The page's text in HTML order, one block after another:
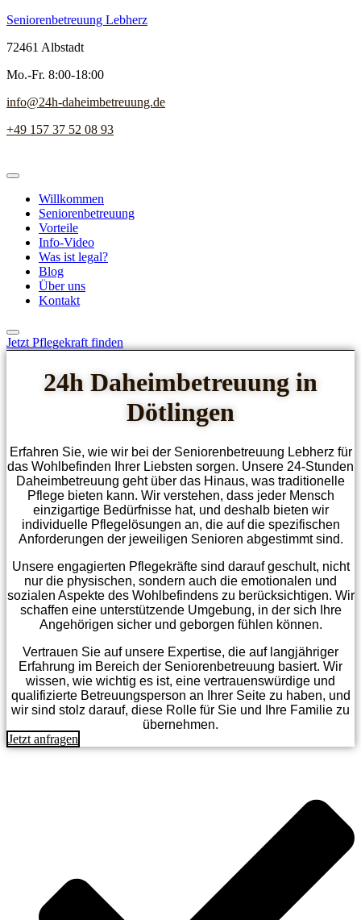
Seniorenbetreuung Lebherz
72461 Albstadt
Mo.-Fr. 8:00-18:00
info@24h-daheimbetreuung.de
+49 157 37 52 08 93
Willkommen
Seniorenbetreuung
Vorteile
Info-Video
Was ist legal?
Blog
Über uns
Kontakt
Jetzt Pflegekraft finden
24h Daheim­betreuung in
Dötlingen
Erfahren Sie, wie wir bei der Seniorenbetreuung Lebherz für
das Wohlbefinden Ihrer Liebsten sorgen. Unsere 24-Stunden
Daheimbetreuung geht über das Hinaus, was traditionelle
Pflege bieten kann. Wir verstehen, dass jeder Mensch
einzigartige Bedürfnisse hat, und deshalb bieten wir
individuelle Pflegelösungen an, die auf die spezifischen
Anforderungen der jeweiligen Senioren abgestimmt sind.
Unsere engagierten Pflegekräfte sind darauf geschult, nicht
nur die physischen, sondern auch die emotionalen und
sozialen Aspekte des Wohlbefindens zu berücksichtigen. Wir
schaffen eine unterstützende Umgebung, in der sich Ihre
Angehörigen sicher und geborgen fühlen können.
Vertrauen Sie auf unsere Expertise, die auf langjähriger
Erfahrung im Bereich der Seniorenbetreuung basiert. Wir
wissen, wie wichtig es ist, eine vertrauenswürdige und
qualifizierte Betreuungsperson an Ihrer Seite zu haben, und
wir sind stolz darauf, diese Rolle für Sie und Ihre Familie zu
übernehmen.
Jetzt anfragen